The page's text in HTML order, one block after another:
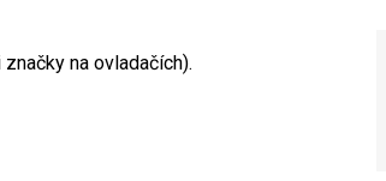
na ovladačích).